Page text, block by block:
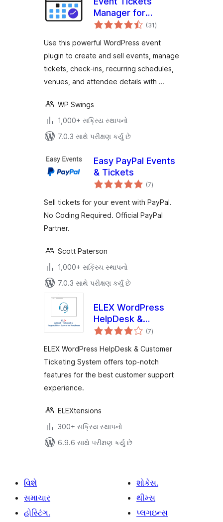
Manager for
WooCommerce
(31કુલ
રેટિંગ્સ
)
Use this powerful WordPress event
plugin to create and sell events, manage
tickets, check-ins, recurring schedules,
venues, and attendee details with …
WP Swings
1,000+ સક્રિય સ્થાપનો
7.0.3 સાથે પરીક્ષણ કર્યું છે
Easy PayPal Events
& Tickets
(7કુલ
રેટિંગ્સ
)
Sell tickets for your event with PayPal.
No Coding Required. Official PayPal
Partner.
Scott Paterson
1,000+ સક્રિય સ્થાપનો
7.0.3 સાથે પરીક્ષણ કર્યું છે
ELEX WordPress
HelpDesk &
Customer Ticketing
(7કુલ
રેટિંગ્સ
)
ELEX WordPress HelpDesk & Customer
Ticketing System offers top-notch
features for the best customer support
experience.
ELEXtensions
300+ સક્રિય સ્થાપનો
6.9.6 સાથે પરીક્ષણ કર્યું છે
વિશે
સમાચાર
હોસ્ટિંગ.
શોકેસ.
થીમ્સ
પ્લગઇન્સ